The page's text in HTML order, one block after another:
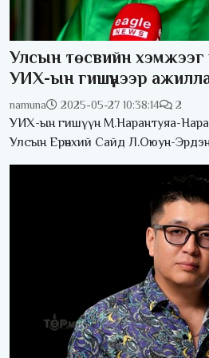
Улсын төсвийн хэмжээг
УИХ-ын гишүүнээр
namuna 2025-05-27 10:38:14 2
УИХ-ын гишүүн М.Нарантуяа-
Улсын Ерөнхий Сайд Л.Оюун-Эрдэнэг